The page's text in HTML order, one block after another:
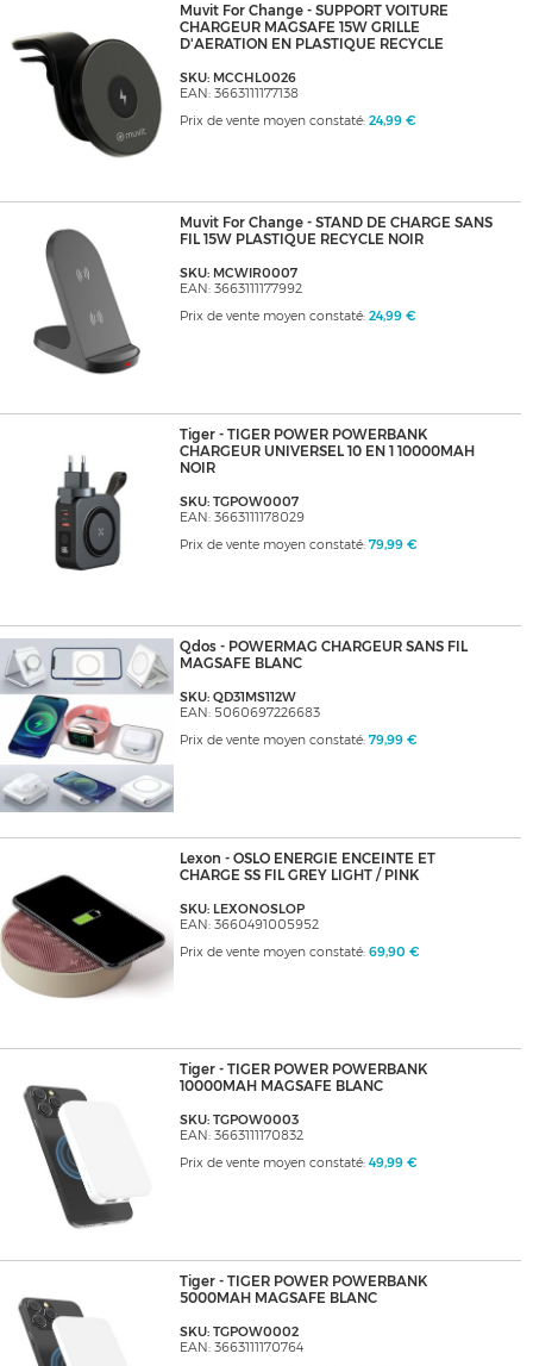
Muvit For Change - SUPPORT VOITURE
CHARGEUR MAGSAFE 15W GRILLE
D'AERATION EN PLASTIQUE RECYCLE
SKU: MCCHL0026
EAN: 3663111177138
Prix de vente moyen constaté: 24,99 €
Muvit For Change - STAND DE CHARGE SANS
FIL 15W PLASTIQUE RECYCLE NOIR
SKU: MCWIR0007
EAN: 3663111177992
Prix de vente moyen constaté: 24,99 €
Tiger - TIGER POWER POWERBANK
CHARGEUR UNIVERSEL 10 EN 1 10000MAH
NOIR
SKU: TGPOW0007
EAN: 3663111178029
Prix de vente moyen constaté: 79,99 €
Qdos - POWERMAG CHARGEUR SANS FIL
MAGSAFE BLANC
SKU: QD31MS112W
EAN: 5060697226683
Prix de vente moyen constaté: 79,99 €
Lexon - OSLO ENERGIE ENCEINTE ET
CHARGE SS FIL GREY LIGHT / PINK
SKU: LEXONOSLOP
EAN: 3660491005952
Prix de vente moyen constaté: 69,90 €
Tiger - TIGER POWER POWERBANK
10000MAH MAGSAFE BLANC
SKU: TGPOW0003
EAN: 3663111170832
Prix de vente moyen constaté: 49,99 €
Tiger - TIGER POWER POWERBANK
5000MAH MAGSAFE BLANC
SKU: TGPOW0002
EAN: 3663111170764